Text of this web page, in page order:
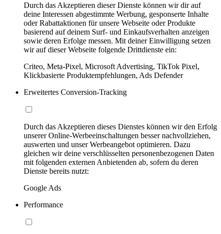
Durch das Akzeptieren dieser Dienste können wir dir auf
deine Interessen abgestimmte Werbung, gesponserte Inhalte
oder Rabattaktionen für unsere Webseite oder Produkte
basierend auf deinem Surf- und Einkaufsverhalten anzeigen
sowie deren Erfolge messen. Mit deiner Einwilligung setzen
wir auf dieser Webseite folgende Drittdienste ein:
Criteo, Meta-Pixel, Microsoft Advertising, TikTok Pixel,
Klickbasierte Produktempfehlungen, Ads Defender
Erweitertes Conversion-Tracking
Durch das Akzeptieren dieses Dienstes können wir den Erfolg
unserer Online-Werbeeinschaltungen besser nachvollziehen,
auswerten und unser Werbeangebot optimieren. Dazu
gleichen wir deine verschlüsselten personenbezogenen Daten
mit folgenden externen Anbietenden ab, sofern du deren
Dienste bereits nutzt:
Google Ads
Performance